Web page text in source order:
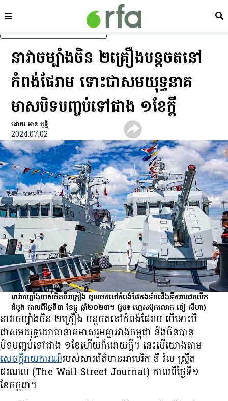
រំលងទៅមាតិកាចម្បង
ផ្នែក ស្វ
នាវា​ចម្បាំង​ចិន​ ២​គ្រឿង​បន្ត​ចត​នៅ​
កំពង់ផែ​រាម ទោះ​ជា​សមយុទ្ធ​នាគ​
មាស​បិទ​បញ្ចប់​ទៅ​ជាង ១​ខែ​ក្តី
ដោយ មាន ឫទ្ធិ
2024.07.02
នាវា​ចម្បាំង​របស់​ចិន​ពីរ​គ្រឿង ​ចូល​ចត​នៅ​កំពង់ផែ​កងទ័ព​ជើងទឹក​រាម​ជា​លើក​
ដំបូង កាល​ពី​ថ្ងៃ​ទី៣ ខែធ្នូ ឆ្នាំ២០២៣។ (រូប៖ ហ្វេសប៊ុកលោក ទៀ សីហា)
នាវា​ចម្បាំង​ចិន​ ២​គ្រឿង បន្ត​ចត​នៅ​កំពង់ផែ​រាម បើ​ទោះបី​
ជា​សមយុទ្ធ​យោធា​នាគ​មាស​រួមគ្នា​រវាង​កម្ពុជា និង​ចិន​បាន​
បិទ​បញ្ចប់​ទៅ​ជាង ​១ខែ​ហើយ​ក៏ដោយ​ក្តី។ នេះ​បើ​យោង​តាម​
សេចក្តី​រាយការណ៍​របស់​សារព័ត៌មាន​អាមេរិក ឌឹ វ៉ល ស្រ្ទីត
ជរណល (The Wall Street Journal) កាលពី​ថ្ងៃទី១
ខែកក្កដា។